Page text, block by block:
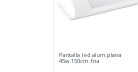
Pantalla led alum.plana
45w.150cm.fria